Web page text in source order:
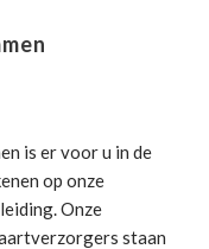
is er voor u in de
op onze
Onze
staan